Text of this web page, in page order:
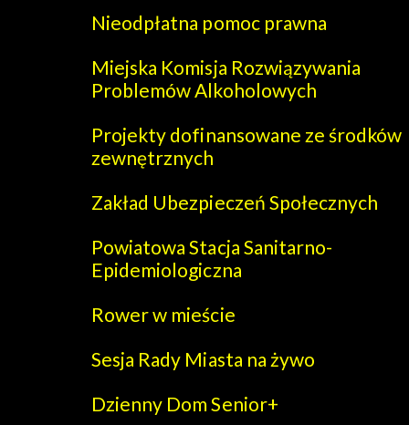
Nieodpłatna pomoc prawna
Miejska Komisja Rozwiązywania
Problemów Alkoholowych
Projekty dofinansowane ze środków
zewnętrznych
Zakład Ubezpieczeń Społecznych
Powiatowa Stacja Sanitarno-
Epidemiologiczna
Rower w mieście
Sesja Rady Miasta na żywo
Dzienny Dom Senior+